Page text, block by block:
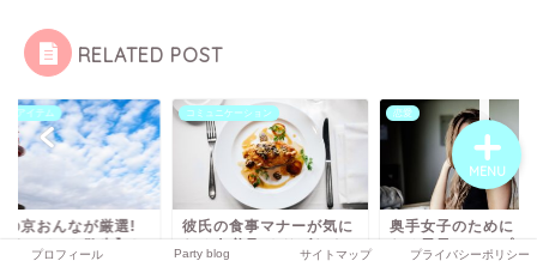
RELATED POST
メアイテム
の京おんなが厳選!
都のデート散歩】お
めスポット トップ...
コミュニケーション
彼氏の食事マナーが気に
なる人必見!さりげなく
注意する５つのポイント
恋愛
奥手女子のために！
なる男子へのアプロ
方法最強５選☆
プロフィール Party blog サイトマップ プライバシーポリシー
MENU